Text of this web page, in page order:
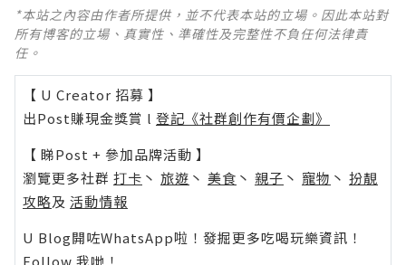
*本站之內容由作者所提供，並不代表本站的立場。因此本站對
所有博客的立場、真實性、準確性及完整性不負任何法律責
任。
【 U Creator 招募 】
出Post賺現金獎賞 l 登記《社群創作有價企劃》
【 睇Post + 參加品牌活動 】
瀏覽更多社群 打卡 丶 旅遊 丶 美食 丶 親子 丶 寵物 丶 扮靚
攻略及 活動情報
U Blog開咗WhatsApp啦！發掘更多吃喝玩樂資訊！
Follow 我哋 ！